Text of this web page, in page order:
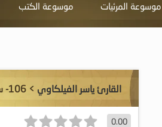
موسوعة المرئيات موسوعة الكتب
القارئ ياسر الفيلكاوي > 106- سورة قريش
0.00